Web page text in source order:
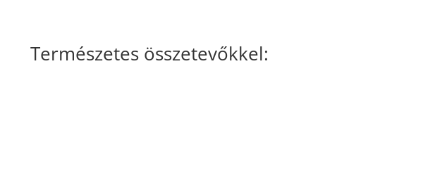
Természetes összetevőkkel: